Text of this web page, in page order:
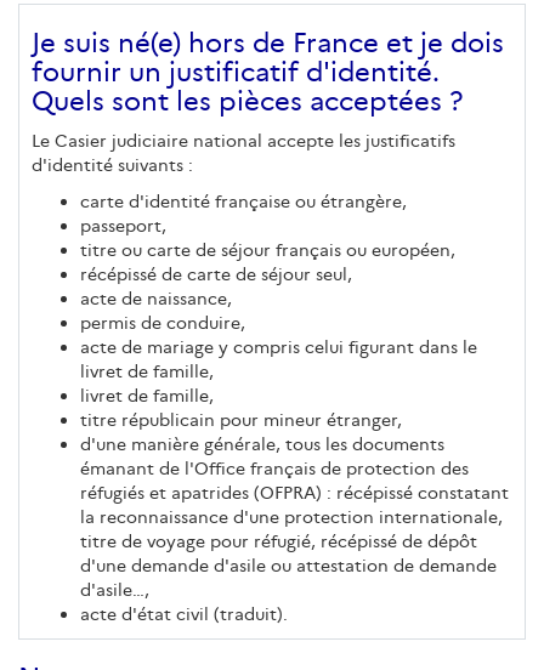
Je suis né(e) hors de France et je dois
fournir un justificatif d'identité.
Quels sont les pièces acceptées ?
Le Casier judiciaire national accepte les justificatifs
d'identité suivants :
carte d'identité française ou étrangère,
passeport,
titre ou carte de séjour français ou européen,
récépissé de carte de séjour seul,
acte de naissance,
permis de conduire,
acte de mariage y compris celui figurant dans le
livret de famille,
livret de famille,
titre républicain pour mineur étranger,
d'une manière générale, tous les documents
émanant de l'Office français de protection des
réfugiés et apatrides (OFPRA) : récépissé constatant
la reconnaissance d'une protection internationale,
titre de voyage pour réfugié, récépissé de dépôt
d'une demande d'asile ou attestation de demande
d'asile…,
acte d'état civil (traduit).